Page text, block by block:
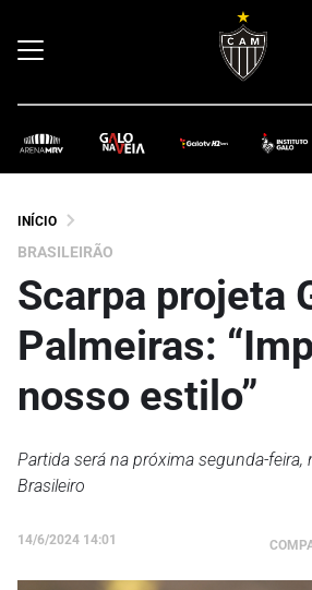
INÍCIO
BRASILEIRÃO
Scarpa projeta
Palmeiras:
nosso estilo”
Partida será na próxima segunda-feira,
Brasileiro
14/6/2024 14:01